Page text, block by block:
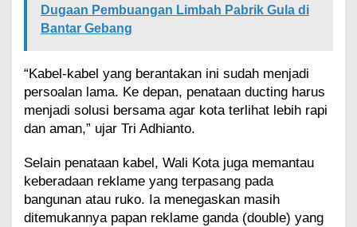
t
a
Dugaan Pembuangan Limbah Pabrik Gula di
Bantar Gebang
“Kabel-kabel yang berantakan ini sudah menjadi
persoalan lama. Ke depan, penataan ducting harus
menjadi solusi bersama agar kota terlihat lebih rapi
dan aman,” ujar Tri Adhianto.
Selain penataan kabel, Wali Kota juga memantau
keberadaan reklame yang terpasang pada
bangunan atau ruko. Ia menegaskan masih
ditemukannya papan reklame ganda (double) yang